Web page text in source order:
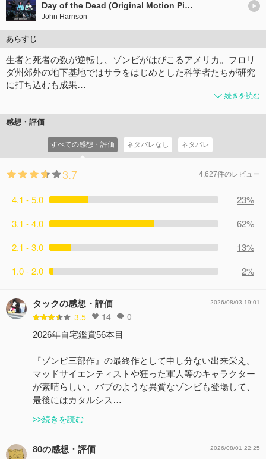
Day of the Dead (Original Motion Picture Soundtrack)
John Harrison
あらすじ
生者と死者の数が逆転し、ゾンビがはびこるアメリカ。フロリ
ダ州郊外の地下基地ではサラをはじめとした科学者たちが研究
に打ち込むも成果…
続きを読む
感想・評価
すべての感想・評価 ネタバレなし ネタバレ
3.7 4,627件のレビュー
4.1 - 5.0
23%
3.1 - 4.0
62%
2.1 - 3.0
13%
1.0 - 2.0
2%
タックの感想・評価
3.5 14 0
2026/08/03 19:01
2026年自宅鑑賞56本目
『ゾンビ三部作』の最終作として申し分ない出来栄え。
マッドサイエンティストや狂った軍人等のキャラクター
が素晴らしい。バブのような異質なゾンビも登場して、
最後にはカタルシス…
>>続きを読む
80の感想・評価 2026/08/01 22:25